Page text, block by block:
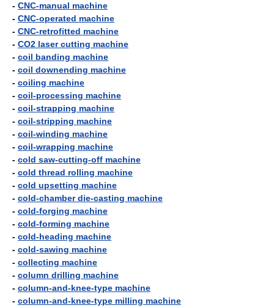
- CNC-manual machine
- CNC-operated machine
- CNC-retrofitted machine
- CO2 laser cutting machine
- coil banding machine
- coil downending machine
- coiling machine
- coil-processing machine
- coil-strapping machine
- coil-stripping machine
- coil-winding machine
- coil-wrapping machine
- cold saw-cutting-off machine
- cold thread rolling machine
- cold upsetting machine
- cold-chamber die-casting machine
- cold-forging machine
- cold-forming machine
- cold-heading machine
- cold-sawing machine
- collecting machine
- column drilling machine
- column-and-knee-type machine
- column-and-knee-type milling machine